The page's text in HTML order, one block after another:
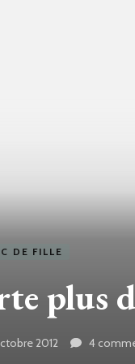
DE FILLE
plus
2012 4